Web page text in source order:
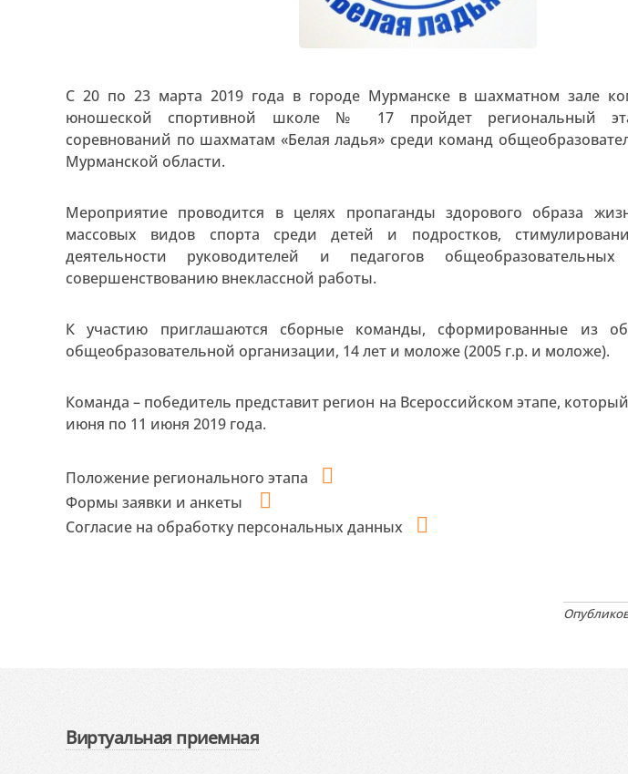
С 20 по 23 марта 2019 года в городе Мурманске в шахматном зале
юношеской спортивной школе № 17 пройдет региональный
соревнований по шахматам «Белая ладья» среди команд
Мурманской области.
Мероприятие проводится в целях пропаганды здорового образа
массовых видов спорта среди детей и подростков,
деятельности руководителей и педагогов
совершенствованию внеклассной работы.
К участию приглашаются сборные команды, сформированные из
общеобразовательной организации, 14 лет и моложе (2005 г.р. и моложе).
Команда – победитель представит регион на Всероссийском этапе,
июня по 11 июня 2019 года.
Положение регионального этапа
Формы заявки и анкеты
Согласие на обработку персональных данных
Виртуальная приемная